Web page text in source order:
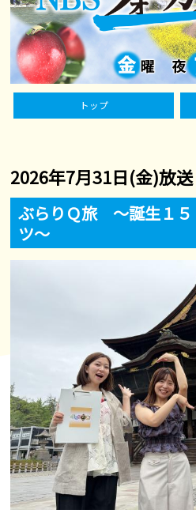
トップ
2026年7月31日(金)放送
ぶらりＱ旅 ～誕生１
ツ～